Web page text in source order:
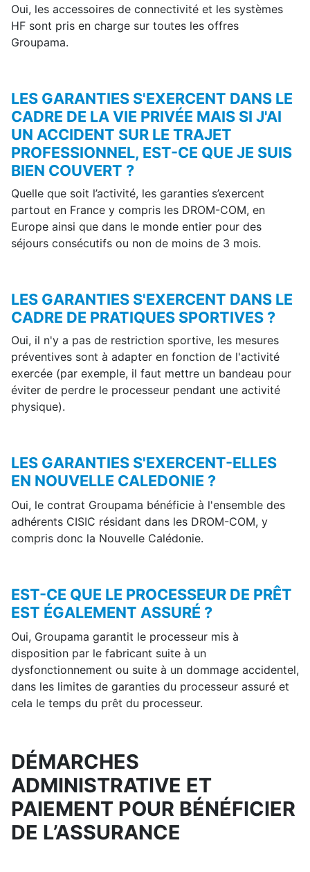
Oui, les accessoires de connectivité et les systèmes
HF sont pris en charge sur toutes les offres
Groupama.
LES GARANTIES S'EXERCENT DANS LE
CADRE DE LA VIE PRIVÉE MAIS SI J'AI
UN ACCIDENT SUR LE TRAJET
PROFESSIONNEL, EST-CE QUE JE SUIS
BIEN COUVERT ?
Quelle que soit l’activité, les garanties s’exercent
partout en France y compris les DROM-COM, en
Europe ainsi que dans le monde entier pour des
séjours consécutifs ou non de moins de 3 mois.
LES GARANTIES S'EXERCENT DANS LE
CADRE DE PRATIQUES SPORTIVES ?
Oui, il n'y a pas de restriction sportive, les mesures
préventives sont à adapter en fonction de l'activité
exercée (par exemple, il faut mettre un bandeau pour
éviter de perdre le processeur pendant une activité
physique).
LES GARANTIES S'EXERCENT-ELLES
EN NOUVELLE CALEDONIE ?
Oui, le contrat Groupama bénéficie à l'ensemble des
adhérents CISIC résidant dans les DROM-COM, y
compris donc la Nouvelle Calédonie.
EST-CE QUE LE PROCESSEUR DE PRÊT
EST ÉGALEMENT ASSURÉ ?
Oui, Groupama garantit le processeur mis à
disposition par le fabricant suite à un
dysfonctionnement ou suite à un dommage accidentel,
dans les limites de garanties du processeur assuré et
cela le temps du prêt du processeur.
DÉMARCHES
ADMINISTRATIVE ET
PAIEMENT POUR BÉNÉFICIER
DE L’ASSURANCE